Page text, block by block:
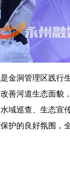
金洞管理区践行
善河道生态面貌
域巡查、生态宣
护的良好氛围，